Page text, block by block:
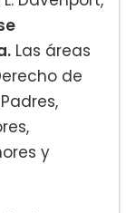
Las áreas
de
y